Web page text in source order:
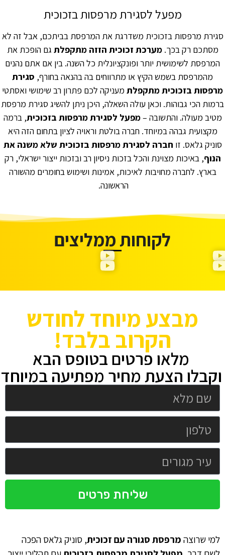
מפעל לסגירת מרפסות בזכוכית
סגירת מרפסות בזכוכית משדרגת את המרפסת בביתכם, אבל זה לא
מסתכם רק בכך.מערכת זכוכית הזזה מתקפלת גם הופכת את
המרפסת לשימושית יותר ופונקציונלית כל השנה. בין אם אתם נהנים
מהמרפסת בשמש הקיץ או מתרווחים בה בהנאה בחורף, סגירת
מרפסות בזכוכית מתקפלת מעניקה לכם פתרון רב שימושי ואסתטי
ברמות הכי גבוהות. וכאן עולה השאלה, היכן ניתן להשיג סגירת מרפסת
מטיב מעולה. והתשובה –מפעל לסגירת מרפסות בזכוכית, ברמה
מקצועית גבהה במיוחד. חברה בולטת וראויה לציון בתחום הזה היא
סוניק גלאס. זו חברה לסגירת מרפסות בזכוכית שלא משנה את
הנוף, באיכות מצוינת והכל בזכות ניסיון רב ובזכות ייצור ישראלי, רק
בארץ. לחברה מחויבות לאיכות, אמינות ושימוש בחומרים מהשורה
הראשונה.
לקוחות ממליצים
מבצע מיוחד לחודש
הקרוב בלבד!
מלאו פרטים בטופס הבא
וקבלו הצעת מחיר מפתיעה במיוחד
שליחת פרטים
למי שרוצה מרפסת סגורה עם זכוכית, סוניק גלאס הפכה